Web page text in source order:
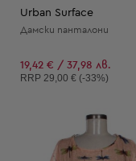
Urban Surface
Дамски панталони
19,42 € / 37,98 лв.
Препоръчителна цена:
RRP 29,00 € (-33%)